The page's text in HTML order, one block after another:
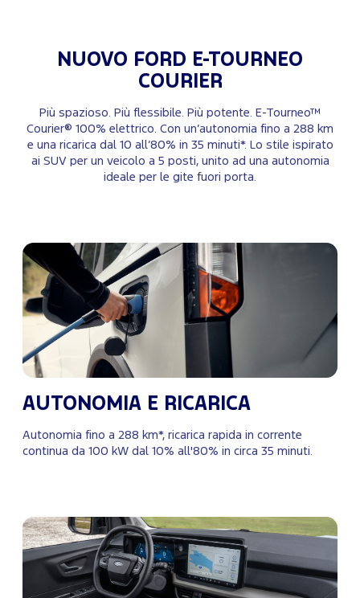
NUOVO FORD E-TOURNEO
COURIER
Più spazioso. Più flessibile. Più potente. E‑Tourneo™
Courier® 100% elettrico. Con un’autonomia fino a 288 km
e una ricarica dal 10 all’80% in 35 minuti*. Lo stile ispirato
ai SUV per un veicolo a 5 posti, unito ad una autonomia
ideale per le gite fuori porta.
AUTONOMIA E RICARICA
Autonomia fino a 288 km*, ricarica rapida in corrente
continua da 100 kW dal 10% all'80% in circa 35 minuti.